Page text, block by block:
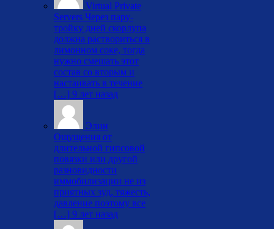
Virtual Private
Servers Через пару-
тройку дней скорлупа
должна раствориться в
лимонном соке, тогда
нужно смешать этот
состав со вторым и
настаивать в течение
[…] 9 лет назад
Элин
Ощущения от
длительной гипсовой
повязки или другой
разновидности
иммобилизации не из
приятных зуд, тяжесть,
давление поэтому все
[…] 9 лет назад